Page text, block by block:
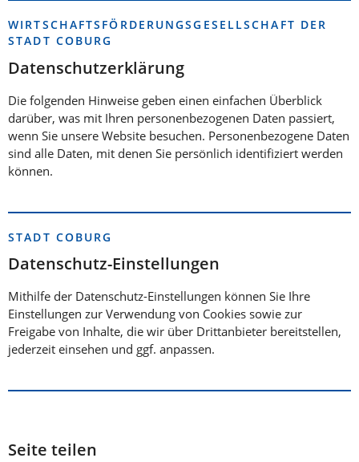
WIRTSCHAFTSFÖRDERUNGSGESELLSCHAFT DER
STADT COBURG
Datenschutzerklärung
Die folgenden Hinweise geben einen einfachen Überblick
darüber, was mit Ihren personenbezogenen Daten passiert,
wenn Sie unsere Website besuchen. Personenbezogene Daten
sind alle Daten, mit denen Sie persönlich identifiziert werden
können.
STADT COBURG
Datenschutz-Einstellungen
Mithilfe der Datenschutz-Einstellungen können Sie Ihre
Einstellungen zur Verwendung von Cookies sowie zur
Freigabe von Inhalte, die wir über Drittanbieter bereitstellen,
jederzeit einsehen und ggf. anpassen.
Seite teilen